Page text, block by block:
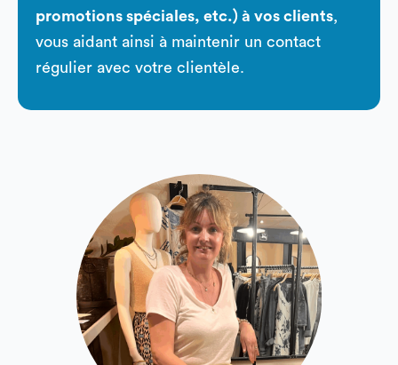
promotions spéciales, etc.) à vos clients,
vous aidant ainsi à maintenir un contact
régulier avec votre clientèle.